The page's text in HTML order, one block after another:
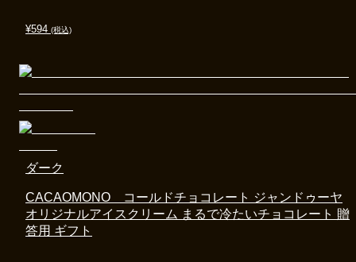
¥594 (税込)
CACAOMONO コールドチョコレート ジャンドゥーヤ
オリジナルアイスクリーム まるで冷たいチョコレート 贈
答用 ギフト
ダーク